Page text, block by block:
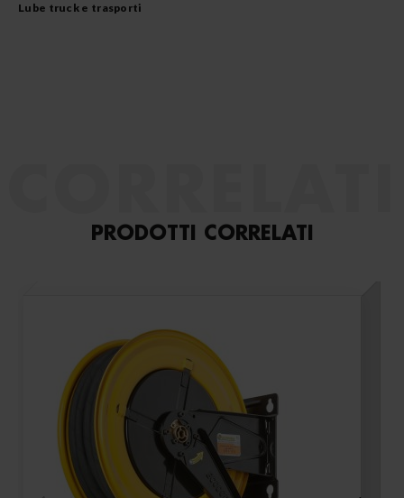
Lube truck e trasporti
PRODOTTI CORRELATI